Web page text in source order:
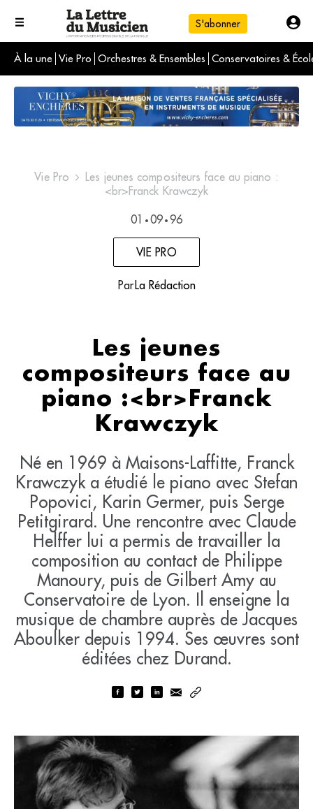
S'abonner
À la une Vie Pro Orchestres & Ensembles Conservatoires &
L'info du jour
Le numéro du mois
International
Vie Pro
Les jeunes compositeurs face au piano :
<br>Franck Krawczyk
01 • 09 • 96
VIE PRO
ParLa Rédaction
Les jeunes
compositeurs face au
piano :<br>Franck
Krawczyk
Né en 1969 à Maisons-Laffitte, Franck
Krawczyk a étudié le piano avec Stefan
Popovici, Karin Germer, puis Serge
Petitgirard. Une rencontre avec Claude
Helffer lui a permis de travailler la
composition au contact de Philippe
Manoury, puis de Gilbert Amy au
Conservatoire de Lyon. Il enseigne la
musique de chambre auprès de Jacques
Aboulker depuis 1994. Ses œuvres sont
éditées chez Durand.